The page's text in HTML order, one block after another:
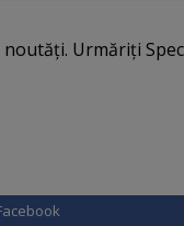
Urmăriți